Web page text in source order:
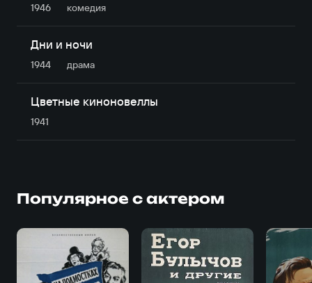
1946 комедия
Дни и ночи
1944 драма
Цветные киноновеллы
1941
Популярное с актером